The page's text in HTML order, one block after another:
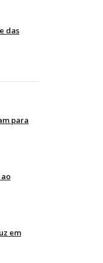
das
para
em